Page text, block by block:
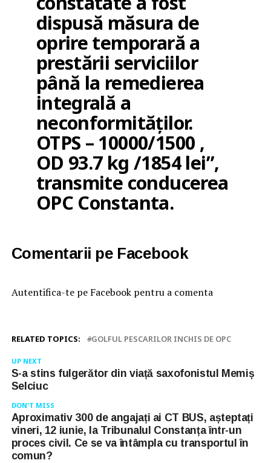
dispusă măsura de
oprire temporară a
prestării serviciilor
până la remedierea
integrală a
neconformităților.
OTPS – 10000/1500 ,
OD 93.7 kg /1854 lei”,
transmite conducerea
OPC Constanta.
Comentarii pe Facebook
Autentifica-te pe Facebook pentru a comenta
RELATED TOPICS: GOLFUL PESCARILOR INCHIS DE OPC
UP NEXT
S-a stins fulgerător din viață saxofonistul Memiș
Selciuc
DON'T MISS
Aproximativ 300 de angajați ai CT BUS, așteptați
vineri, 12 iunie, la Tribunalul Constanța într-un
proces civil. Ce se va întâmpla cu transportul în
comun?